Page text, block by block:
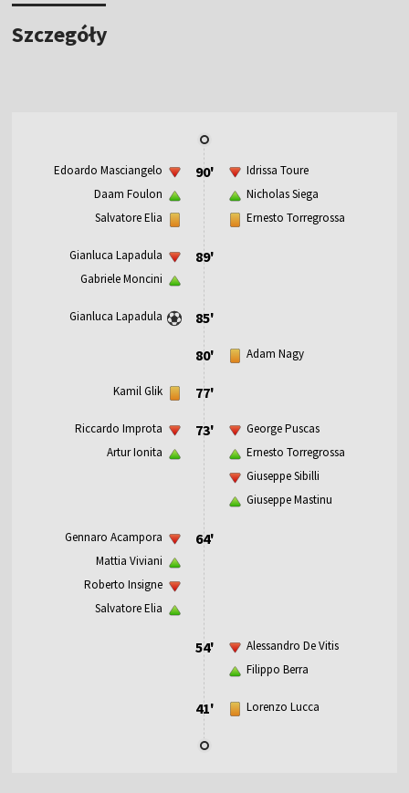
Szczegóły
90'
Edoardo Masciangelo
Daam Foulon
Salvatore Elia
Idrissa Toure
Nicholas Siega
Ernesto Torregrossa
89'
Gianluca Lapadula
Gabriele Moncini
85'
Gianluca Lapadula
80' Adam Nagy
77'
Kamil Glik
73'
Riccardo Improta
Artur Ionita
George Puscas
Ernesto Torregrossa
Giuseppe Sibilli
Giuseppe Mastinu
64'
Gennaro Acampora
Mattia Viviani
Roberto Insigne
Salvatore Elia
54'
Alessandro De Vitis
Filippo Berra
41' Lorenzo Lucca